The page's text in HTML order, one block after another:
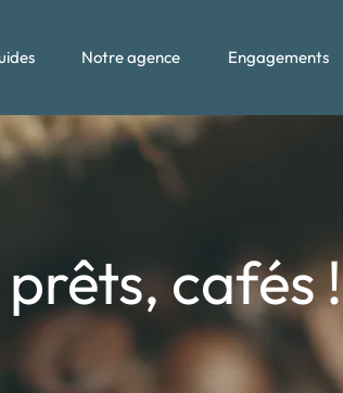
Notre agence Engagements
cafés !